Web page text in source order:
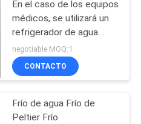
En el caso de los equipos
médicos, se utilizará un
refrigerador de agua
termoeléctrico de
Peltier.
negotiable MOQ:1
CONTACTO
Frío de agua Frío de
Peltier Frío